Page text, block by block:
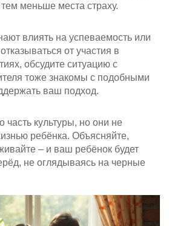
меньше места страху.
влиять на успеваемость или
от участия в
обсудите ситуацию с
тоже знакомы с подобными
ваш подход.
часть культуры, но они не
ребёнка. Объясняйте,
– и ваш ребёнок будет
не оглядываясь на черные